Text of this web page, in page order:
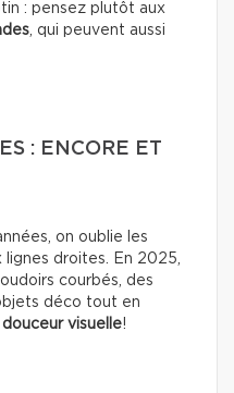
: pensez plutôt aux
, qui peuvent aussi
: ENCORE ET
on oublie les
droites. En 2025,
courbés, des
déco tout en
douceur visuelle!